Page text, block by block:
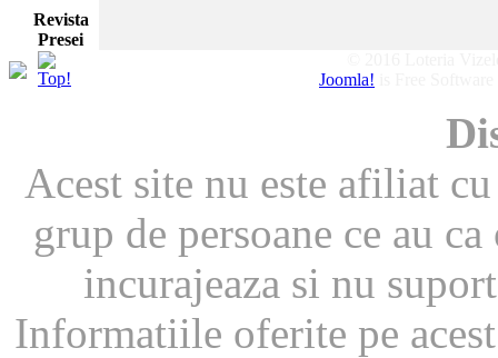
Revista
Presei
Joomla!
Acest site nu este afiliat
grup de persoane ce au
incurajeaza si nu
Informatiile oferite pe